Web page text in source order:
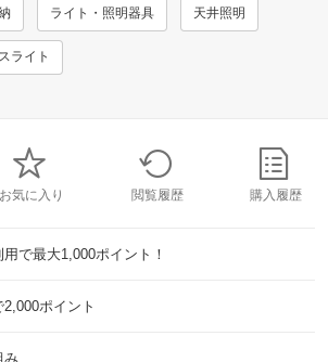
ライト・照明器具 天井照明
ライト
お気に入り 閲覧履歴 購入履歴
で最大1,000ポイント！
ポイント
み